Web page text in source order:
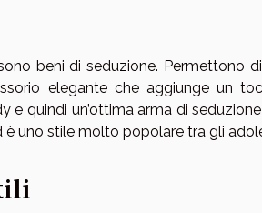
beni di seduzione. Permettono
elegante che aggiunge un
quindi un’ottima arma di
uno stile molto popolare tra gli